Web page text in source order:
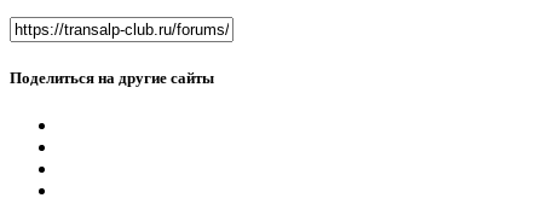
Поделиться на другие сайты